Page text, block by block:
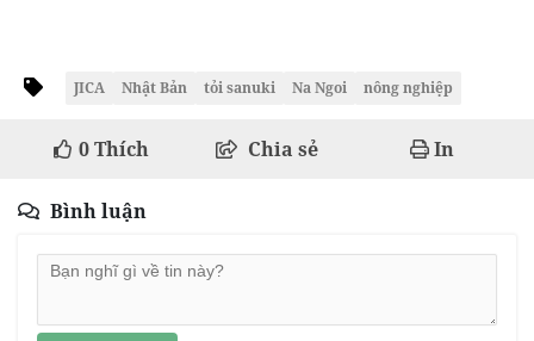
JICA Nhật Bản tỏi sanuki Na Ngoi nông nghiệp
0Thích Chia sẻ In
Bình luận